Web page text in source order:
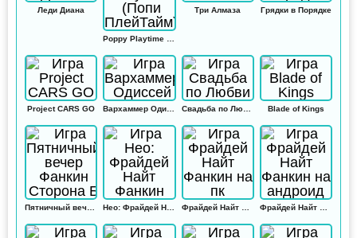
Леди Диана Три Алмаза Грядки в Порядке
Project CARS GO Свадьба по Любви Blade of Kings